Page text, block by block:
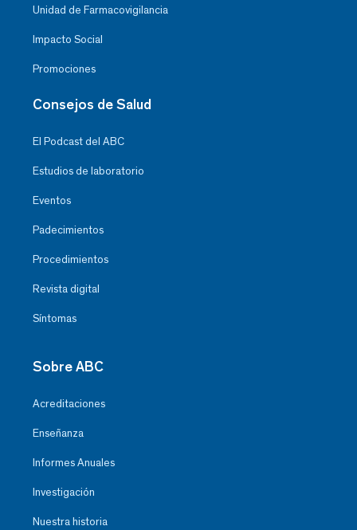
Unidad de Farmacovigilancia
Impacto Social
Promociones
Consejos de Salud
El Podcast del ABC
Estudios de laboratorio
Eventos
Padecimientos
Procedimientos
Revista digital
Síntomas
Sobre ABC
Acreditaciones
Enseñanza
Informes Anuales
Investigación
Nuestra historia